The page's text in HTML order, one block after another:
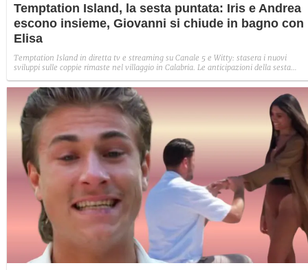
Temptation Island, la sesta puntata: Iris e Andrea
escono insieme, Giovanni si chiude in bagno con
Elisa
Temptation Island in diretta tv e streaming su Canale 5 e Witty: stasera i nuovi
sviluppi sulle coppie rimaste nel villaggio in Calabria. Le anticipazioni della sesta
Sabrina rifiuta il falò con Giovanni e si avvicina a Lory.